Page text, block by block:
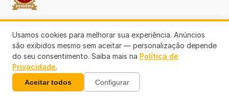
Usamos cookies para melhorar sua experiência. Anúncios
são exibidos mesmo sem aceitar — personalização depende
do seu consentimento. Saiba mais na Política de
Privacidade.
Aceitar todos Configurar